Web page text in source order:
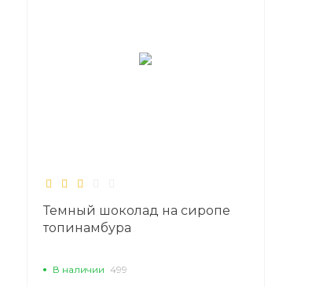
Темный шоколад на сиропе
топинамбура
В наличии 499